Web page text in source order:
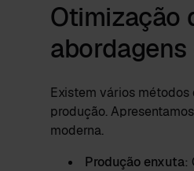
Otimização
Existem vários
produção.
moderna.
Produção enxuta: